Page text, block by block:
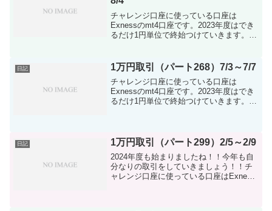
チャレンジ口座に使っている口座は
Exnessのmt4口座です。2023年度はでき
るだけ1円単位で終始つけていきます。入
ル建て口座で行...
日記 1万円取引（パート268）7/3～7/7
チャレンジ口座に使っている口座は
Exnessのmt4口座です。2023年度はでき
るだけ1円単位で終始つけていきます。入
日記 1万円取引（パート299）2/5～2/9
2024年度も始まりましたね！！今年も自
分なりの取引をしていきましょう！！チ
ャレンジ口座に使っている口座はExness